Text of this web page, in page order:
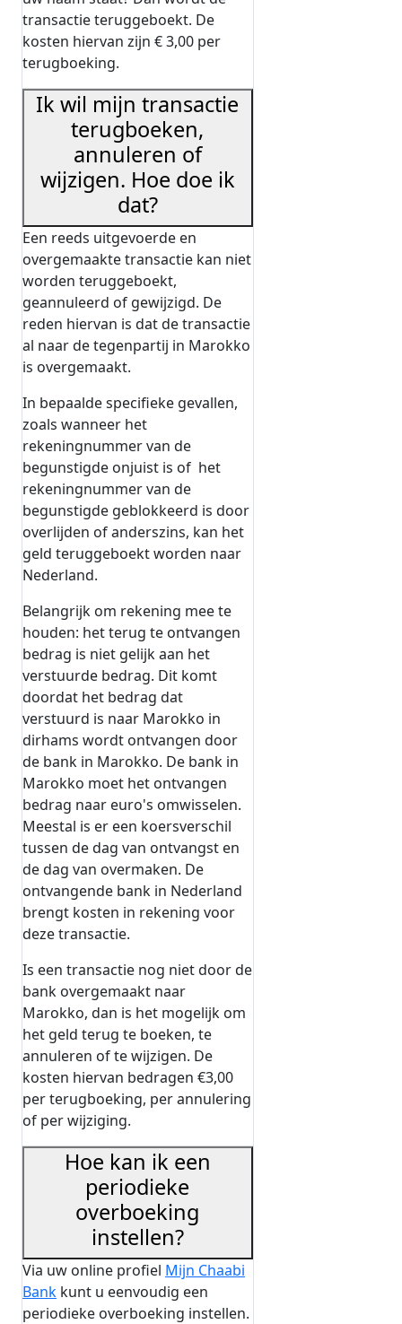
transactie teruggeboekt. De
kosten hiervan zijn € 3,00 per
terugboeking.
Ik wil mijn transactie
terugboeken,
annuleren of
wijzigen. Hoe doe ik
dat?
Een reeds uitgevoerde en
overgemaakte transactie kan niet
worden teruggeboekt,
geannuleerd of gewijzigd. De
reden hiervan is dat de transactie
al naar de tegenpartij in Marokko
is overgemaakt.
In bepaalde specifieke gevallen,
zoals wanneer het
rekeningnummer van de
begunstigde onjuist is of het
rekeningnummer van de
begunstigde geblokkeerd is door
overlijden of anderszins, kan het
geld teruggeboekt worden naar
Nederland.
Belangrijk om rekening mee te
houden: het terug te ontvangen
bedrag is niet gelijk aan het
verstuurde bedrag. Dit komt
doordat het bedrag dat
verstuurd is naar Marokko in
dirhams wordt ontvangen door
de bank in Marokko. De bank in
Marokko moet het ontvangen
bedrag naar euro's omwisselen.
Meestal is er een koersverschil
tussen de dag van ontvangst en
de dag van overmaken. De
ontvangende bank in Nederland
brengt kosten in rekening voor
deze transactie.
Is een transactie nog niet door de
bank overgemaakt naar
Marokko, dan is het mogelijk om
het geld terug te boeken, te
annuleren of te wijzigen. De
kosten hiervan bedragen €3,00
per terugboeking, per annulering
of per wijziging.
Hoe kan ik een
periodieke
overboeking
instellen?
Via uw online profiel Mijn Chaabi
Bank kunt u eenvoudig een
periodieke overboeking instellen.